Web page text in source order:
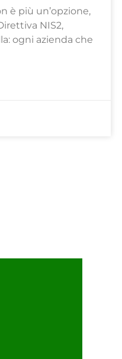
è più un’opzione,
NIS2,
ogni azienda che